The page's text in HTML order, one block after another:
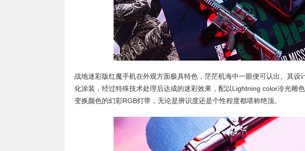
战地迷彩版红魔手机在外观方面极具特色，茫茫机海中一眼便可认出。其
化涂装，经过特殊技术处理后达成的迷彩效果，配以Lightning color冷光雕
变换颜色的幻彩RGB灯带，无论是辨识度还是个性程度都堪称绝顶。